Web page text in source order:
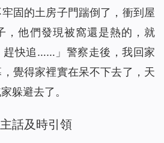
固的土房子門踹倒了，衝到屋
，他們發現被窩還是熱的，就
趕快追……」警察走後，我回家
覺得家裡實在呆不下去了，天
躲避去了。
話及時引領